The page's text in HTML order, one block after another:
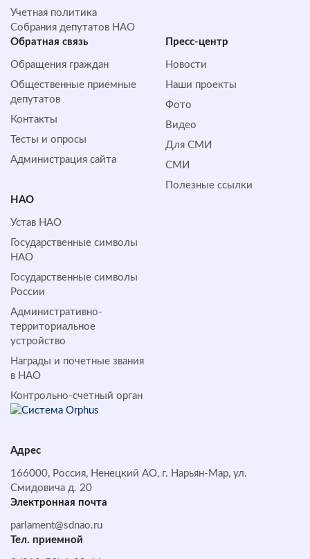
Учетная политика
Собрания депутатов НАО
Обратная cвязь
Обращения граждан
Общественные приемные
депутатов
Контакты
Тесты и опросы
Администрация сайта
Пресс-центр
Новости
Наши проекты
Фото
Видео
Для СМИ
СМИ
Полезные ссылки
НАО
Устав НАО
Государственные символы
НАО
Государственные символы
России
Административно-
территориальное
устройство
Награды и почетные звания
в НАО
Контрольно-счетный орган
Адрес
166000, Россия, Ненецкий АО, г. Нарьян-Мар, ул.
Смидовича д. 20
Электронная почта
parlament@sdnao.ru
Тел. приемной